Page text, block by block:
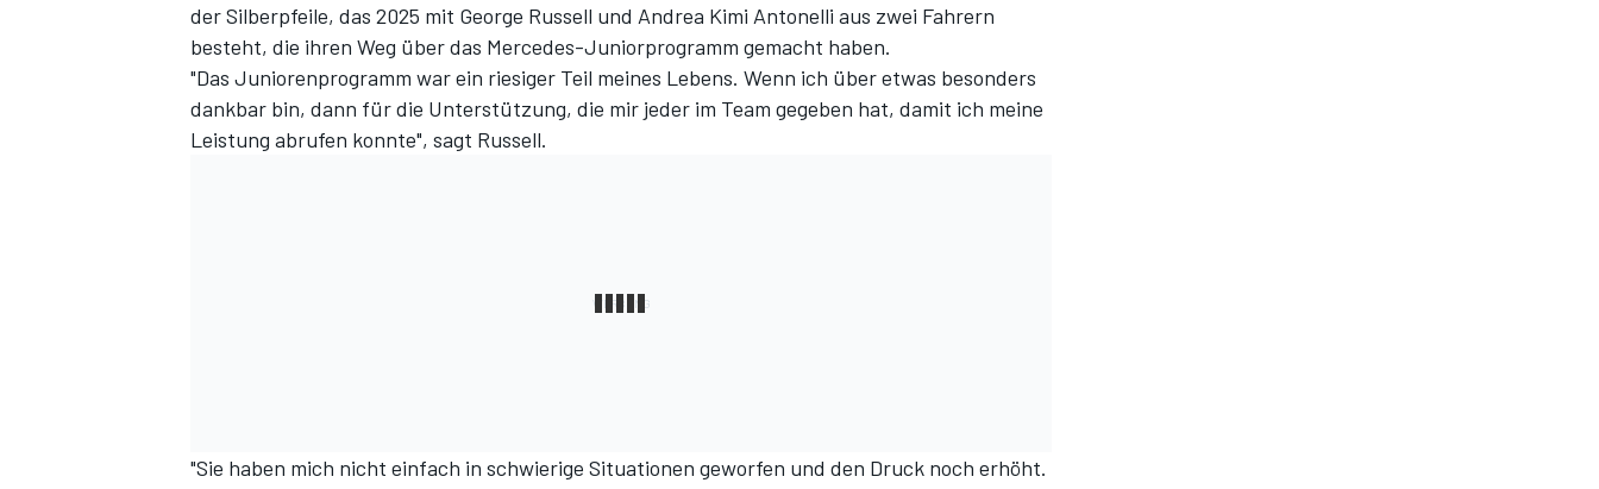
der Silberpfeile, das 2025 mit George Russell und Andrea Kimi Antonelli aus zwei Fahrern
besteht, die ihren Weg über das Mercedes-Juniorprogramm gemacht haben.
"Das Juniorenprogramm war ein riesiger Teil meines Lebens. Wenn ich über etwas besonders
dankbar bin, dann für die Unterstützung, die mir jeder im Team gegeben hat, damit ich meine
Leistung abrufen konnte", sagt Russell.
"Sie haben mich nicht einfach in schwierige Situationen geworfen und den Druck noch erhöht.